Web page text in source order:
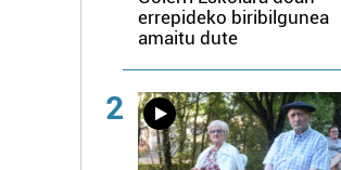
errepideko biribilgunea
amaitu dute
2